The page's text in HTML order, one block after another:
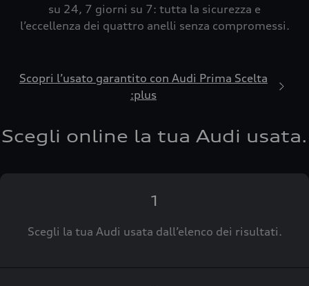
su 24, 7 giorni su 7: tutta la sicurezza e
l’eccellenza dei quattro anelli senza compromessi.
Scopri l’usato garantito con Audi Prima Scelta
:plus
Scegli online la tua Audi usata.
1
Scegli la tua Audi usata dall’elenco dei risultati.